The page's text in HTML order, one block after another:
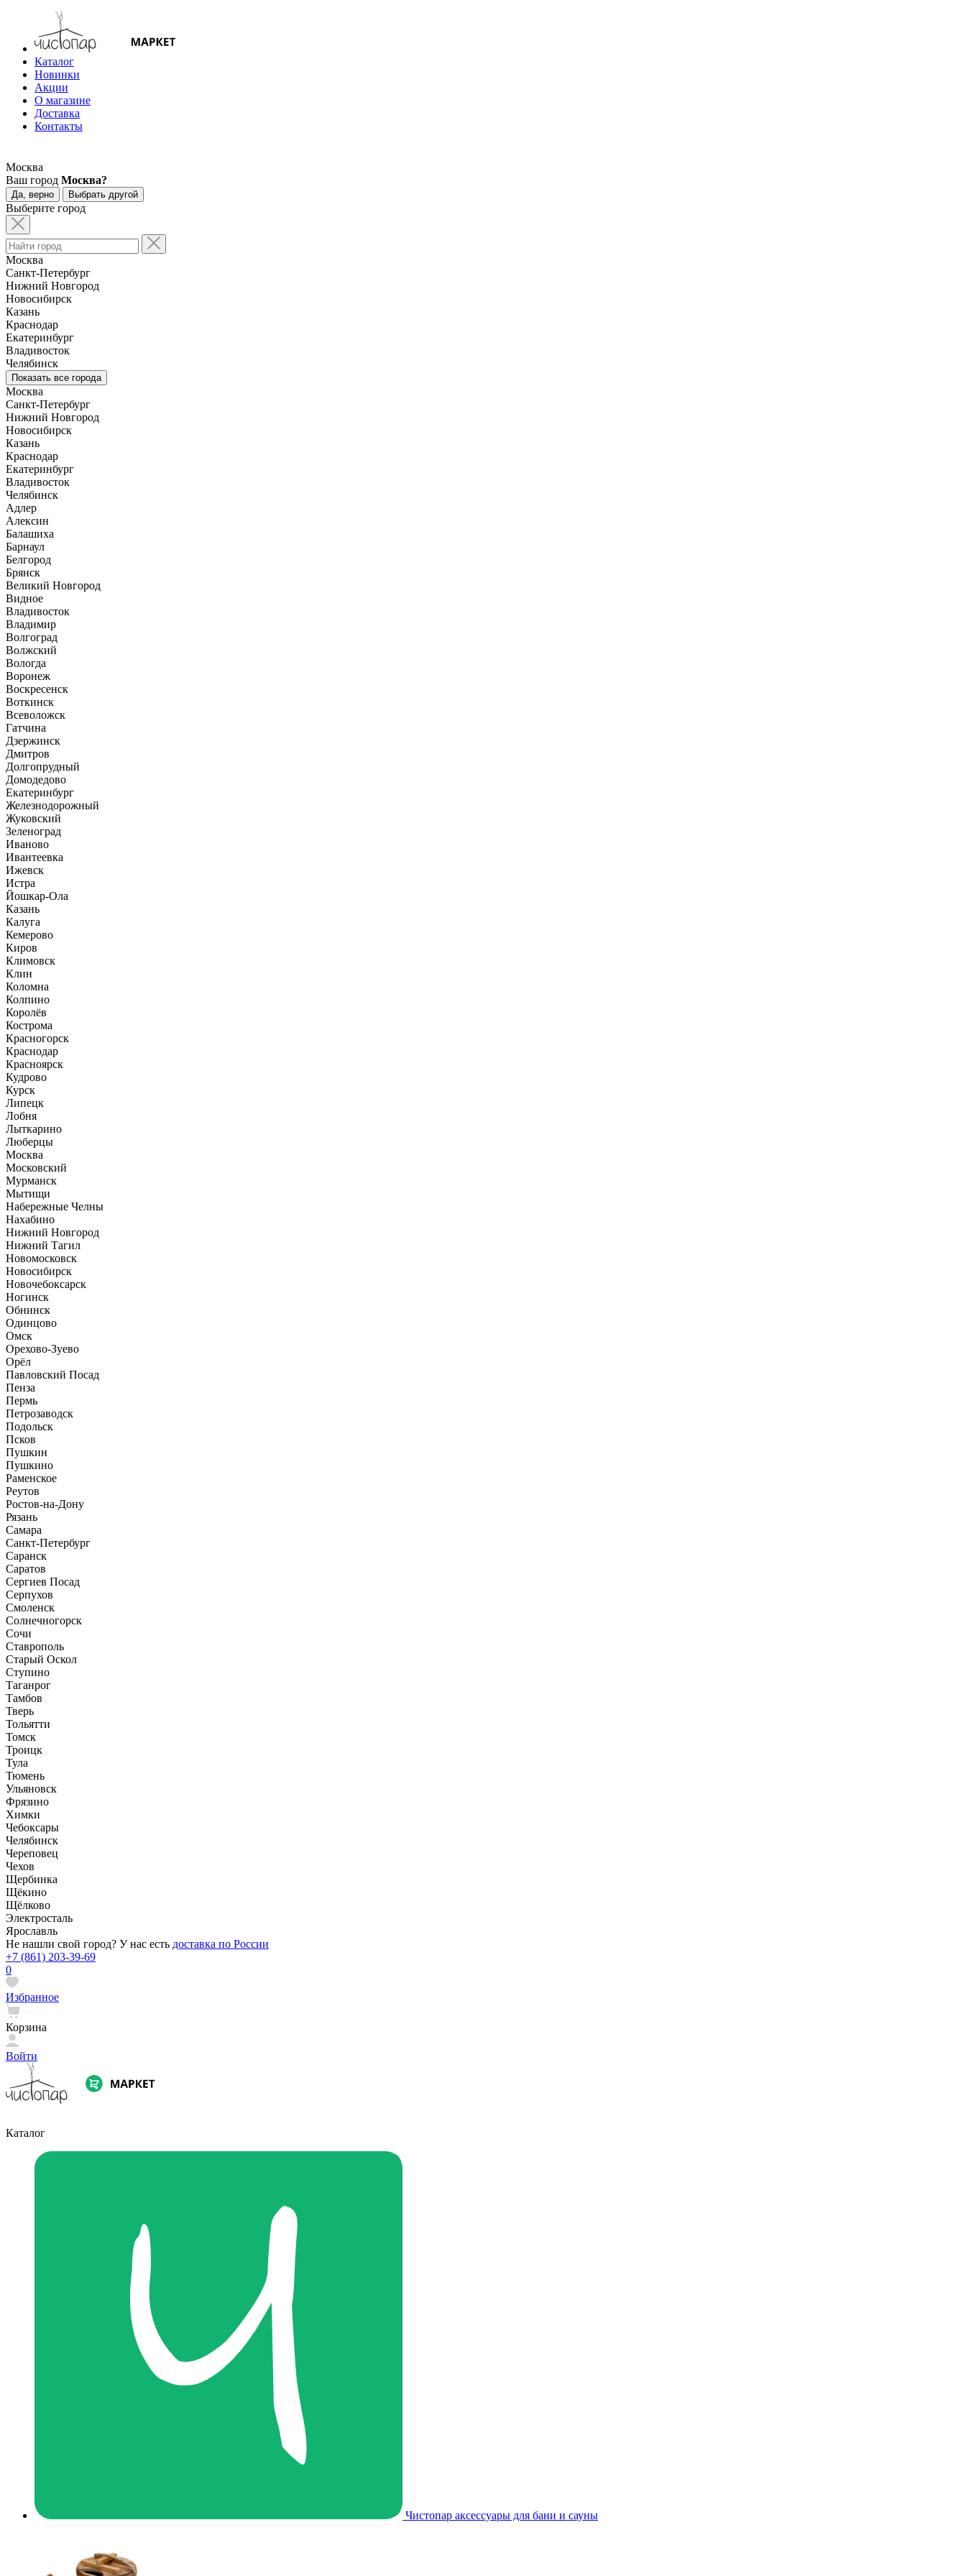
Каталог
Новинки
Акции
О магазине
Доставка
Контакты
Москва
Ваш город Москва?
Да, верно Выбрать другой
Выберите город
Москва
Санкт-Петербург
Нижний Новгород
Новосибирск
Казань
Краснодар
Екатеринбург
Владивосток
Челябинск
Показать все города
Москва
Санкт-Петербург
Нижний Новгород
Новосибирск
Казань
Краснодар
Екатеринбург
Владивосток
Челябинск
Адлер
Алексин
Балашиха
Барнаул
Белгород
Брянск
Великий Новгород
Видное
Владивосток
Владимир
Волгоград
Волжский
Вологда
Воронеж
Воскресенск
Воткинск
Всеволожск
Гатчина
Дзержинск
Дмитров
Долгопрудный
Домодедово
Екатеринбург
Железнодорожный
Жуковский
Зеленоград
Иваново
Ивантеевка
Ижевск
Истра
Йошкар-Ола
Казань
Калуга
Кемерово
Киров
Климовск
Клин
Коломна
Колпино
Королёв
Кострома
Красногорск
Краснодар
Красноярск
Кудрово
Курск
Липецк
Лобня
Лыткарино
Люберцы
Москва
Московский
Мурманск
Мытищи
Набережные Челны
Нахабино
Нижний Новгород
Нижний Тагил
Новомосковск
Новосибирск
Новочебоксарск
Ногинск
Обнинск
Одинцово
Омск
Орехово-Зуево
Орёл
Павловский Посад
Пенза
Пермь
Петрозаводск
Подольск
Псков
Пушкин
Пушкино
Раменское
Реутов
Ростов-на-Дону
Рязань
Самара
Санкт-Петербург
Саранск
Саратов
Сергиев Посад
Серпухов
Смоленск
Солнечногорск
Сочи
Ставрополь
Старый Оскол
Ступино
Таганрог
Тамбов
Тверь
Тольятти
Томск
Троицк
Тула
Тюмень
Ульяновск
Фрязино
Химки
Чебоксары
Челябинск
Череповец
Чехов
Щербинка
Щёкино
Щёлково
Электросталь
Ярославль
Не нашли свой город? У нас есть доставка по России
+7 (861) 203-39-69
0
Избранное
Корзина
Войти
Каталог
Чистопар аксессуары для бани и сауны